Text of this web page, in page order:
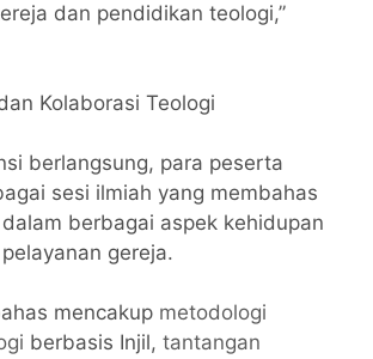
dan pendidikan teologi,”
Kolaborasi Teologi
berlangsung, para peserta
sesi ilmiah yang membahas
berbagai aspek kehidupan
gereja.
mencakup metodologi
berbasis Injil,tantangan